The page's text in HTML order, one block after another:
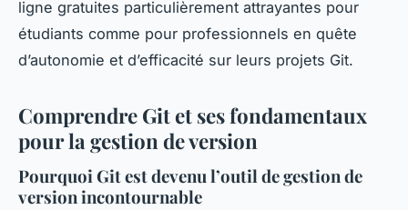
ligne gratuites particulièrement attrayantes pour
étudiants comme pour professionnels en quête
d’autonomie et d’efficacité sur leurs projets Git.
Comprendre Git et ses fondamentaux
pour la gestion de version
Pourquoi Git est devenu l’outil de gestion de
version incontournable